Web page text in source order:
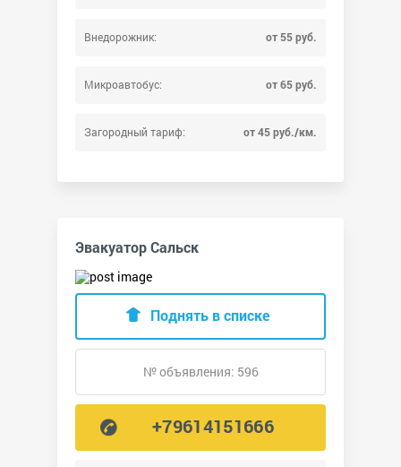
Внедорожник: от 55 руб.
Микроавтобус: от 65 руб.
Загородный тариф: от 45 руб./км.
Эвакуатор Сальск
Поднять в списке
№ объявления: 596
+79614151666